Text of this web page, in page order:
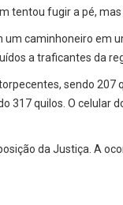
tentou fugir a pé, mas
um caminhoneiro em
a traficantes da
sendo 207
317 quilos. O celular
da Justiça. A